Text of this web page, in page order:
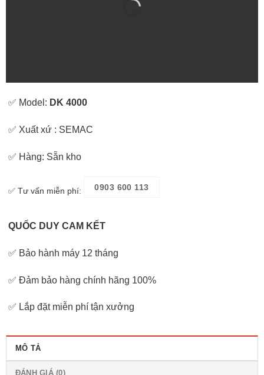
✅ Model: DK 4000
✅ Xuất xứ : SEMAC
✅ Hàng: Sẵn kho
✅ Tư vấn miễn phí: 0903 600 113
QUỐC DUY CAM KẾT
✅ Bảo hành máy 12 tháng
✅ Đảm bảo hàng chính hãng 100%
✅ Lắp đặt miễn phí tận xưởng
MÔ TẢ
ĐÁNH GIÁ (0)